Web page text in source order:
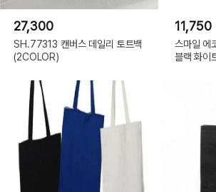
27,300
SH.77313 캔버스 데일리 토트백
(2COLOR)
11,750
스마일 에
블랙 화이